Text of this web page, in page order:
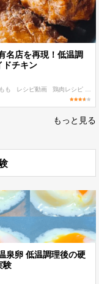
名店を再現！低温調
ドチキン
も レシピ動画 鶏肉レシピ
もっと見る
泉卵 低温調理後の硬
験